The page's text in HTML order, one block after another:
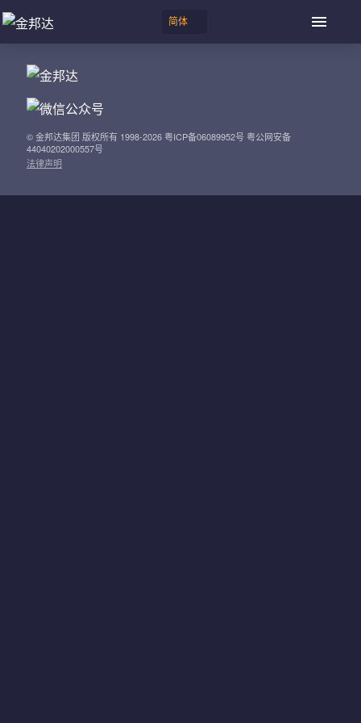
© 金邦达集团 版权所有 1998-2026 粤ICP备06089952号 粤公网安备
44040202000557号
法律声明